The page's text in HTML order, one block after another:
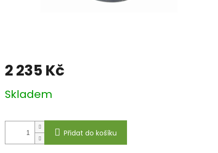
2 235 Kč
cena:
Skladem
Přidat do košíku